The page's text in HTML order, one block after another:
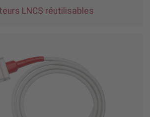
LNCS réutilisables